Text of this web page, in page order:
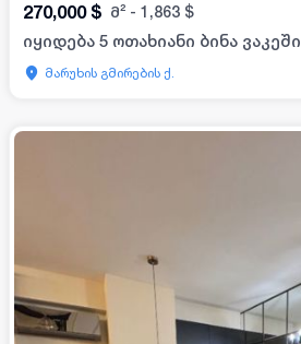
270,000 $ მ² - 1,863 $
იყიდება 5 ოთახიანი ბინა ვაკეში
მარუხის გმირების ქ.